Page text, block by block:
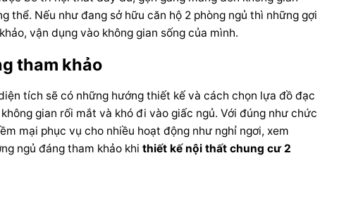
Nếu như đang sở hữu căn hộ 2 phòng ngủ thì những gợi
vận dụng vào không gian sống của mình.
tham khảo
tích sẽ có những hướng thiết kế và cách chọn lựa đồ đạc
gian rối mắt và khó đi vào giấc ngủ. Với đúng như chức
mại phục vụ cho nhiều hoạt động như nghỉ ngơi, xem
ngủ đáng tham khảo khi thiết kế nội thất chung cư 2